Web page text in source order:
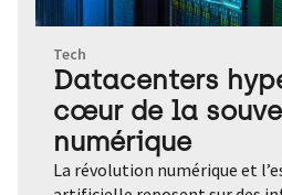
Tech
Datacenters
cœur de la
numérique
La révolution numérique et